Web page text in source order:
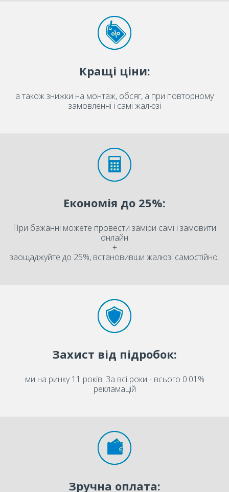
Кращі ціни:
а також знижки на монтаж, обсяг, а при повторному
замовленні і самі жалюзі
Економія до 25%:
При бажанні можете провести заміри самі і замовити
онлайн
+
заощаджуйте до 25%, встановивши жалюзі самостійно.
Захист від підробок:
ми на ринку 11 років. За всі роки - всього 0.01%
рекламацій
Зручна оплата: